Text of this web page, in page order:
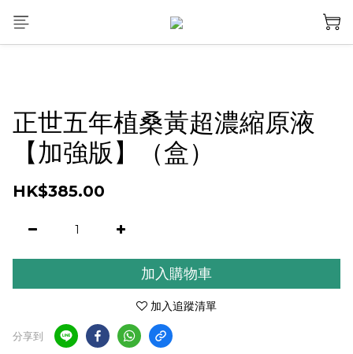
正世五年植桑黃超濃縮原液
【加強版】（盒）
HK$385.00
加入購物車
加入追蹤清單
分享到